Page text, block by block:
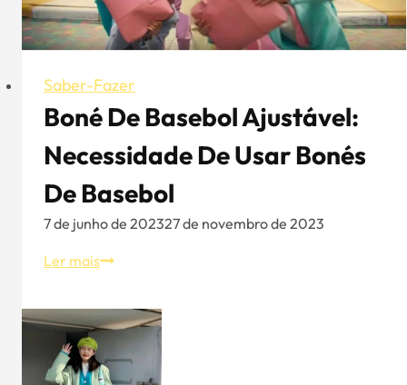
Saber-Fazer
Boné De Basebol Ajustável:
Necessidade De Usar Bonés
De Basebol
7 de junho de 202327 de novembro de 2023
Ler maisBoné
basebol
ajustável:
Necessidade
de